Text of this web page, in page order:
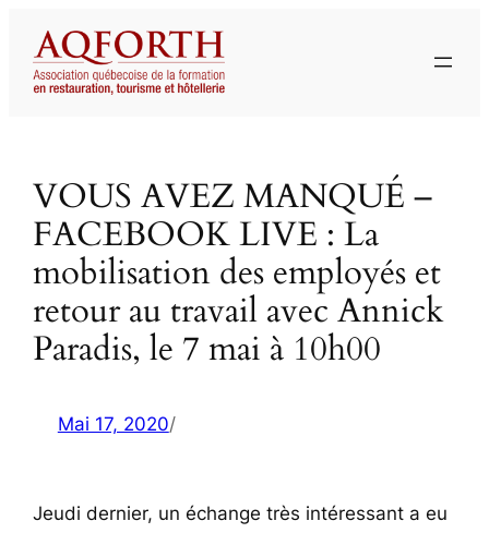
contenu
VOUS AVEZ MANQUÉ –
FACEBOOK LIVE : La
mobilisation des employés et
retour au travail avec Annick
Paradis, le 7 mai à 10h00
Mai 17, 2020/
Jeudi dernier, un échange très intéressant a eu